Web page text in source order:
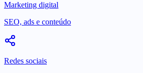
Marketing digital
SEO, ads e conteúdo
Redes sociais